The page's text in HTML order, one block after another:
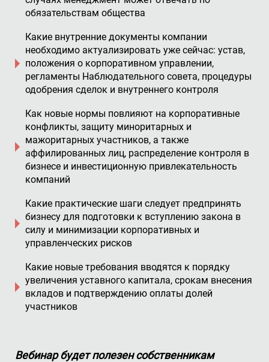
обязательствам общества
Какие внутренние документы компании
необходимо актуализировать уже сейчас: устав,
положения о корпоративном управлении,
регламенты Наблюдательного совета, процедуры
одобрения сделок и внутреннего контроля
Как новые нормы повлияют на корпоративные
конфликты, защиту миноритарных и
мажоритарных участников, а также
аффилированных лиц, распределение контроля в
бизнесе и инвестиционную привлекательность
компаний
Какие практические шаги следует предпринять
бизнесу для подготовки к вступлению закона в
силу и минимизации корпоративных и
управленческих рисков
Какие новые требования вводятся к порядку
увеличения уставного капитала, срокам внесения
вкладов и подтверждению оплаты долей
участников
Вебинар будет полезен собственникам